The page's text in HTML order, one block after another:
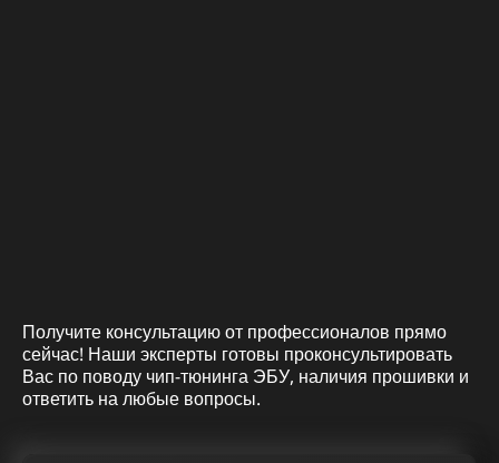
Получите консультацию от профессионалов прямо
сейчас! Наши эксперты готовы проконсультировать
Вас по поводу чип-тюнинга ЭБУ, наличия прошивки и
ответить на любые вопросы.